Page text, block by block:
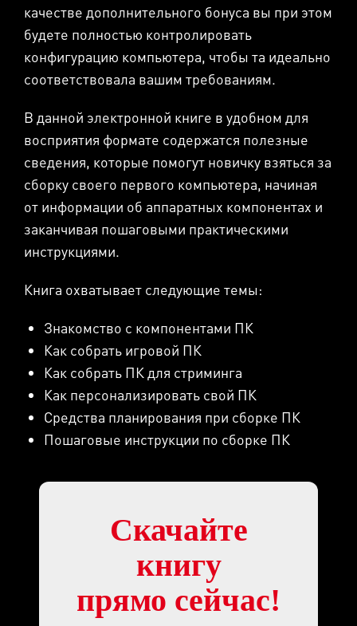
качестве дополнительного бонуса вы при этом
будете полностью контролировать
конфигурацию компьютера, чтобы та идеально
соответствовала вашим требованиям.
В данной электронной книге в удобном для
восприятия формате содержатся полезные
сведения, которые помогут новичку взяться за
сборку своего первого компьютера, начиная
от информации об аппаратных компонентах и
заканчивая пошаговыми практическими
инструкциями.
Книга охватывает следующие темы:
Знакомство с компонентами ПК
Как собрать игровой ПК
Как собрать ПК для стриминга
Как персонализировать свой ПК
Средства планирования при сборке ПК
Пошаговые инструкции по сборке ПК
Скачайте
книгу
прямо сейчас!